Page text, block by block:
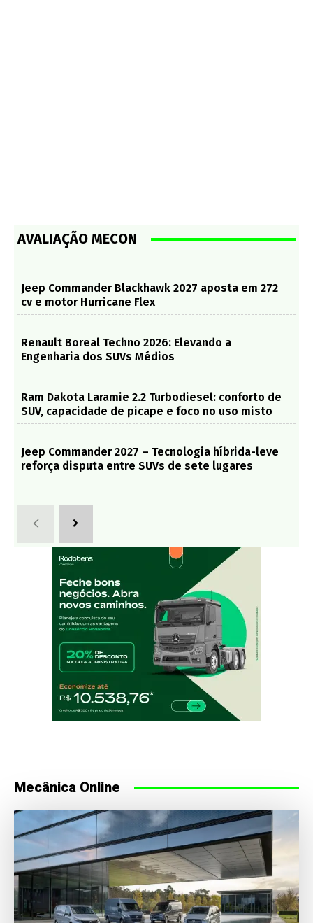
AVALIAÇÃO MECON
Jeep Commander Blackhawk 2027 aposta em 272
cv e motor Hurricane Flex
Renault Boreal Techno 2026: Elevando a
Engenharia dos SUVs Médios
Ram Dakota Laramie 2.2 Turbodiesel: conforto de
SUV, capacidade de picape e foco no uso misto
Jeep Commander 2027 – Tecnologia híbrida-leve
reforça disputa entre SUVs de sete lugares
Mecânica Online